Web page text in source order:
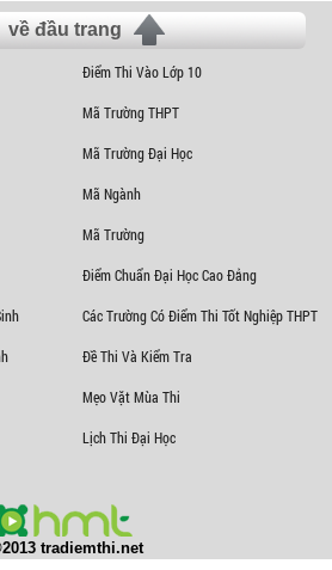
về đầu trang
Điểm Thi Vào Lớp 10
Mã Trường THPT
Mã Trường Đại Học
Mã Ngành
Mã Trường
Điểm Chuẩn Đại Học Cao Đẳng
Các Trường Có Điểm Thi Tốt Nghiệp THPT
Đề Thi Và Kiểm Tra
Mẹo Vặt Mùa Thi
Lịch Thi Đại Học
tradiemthi.net